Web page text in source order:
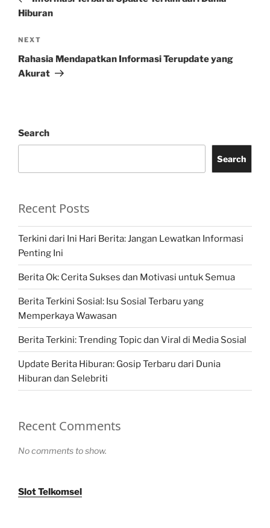
Hiburan
Next
Post
NEXT
Rahasia Mendapatkan Informasi Terupdate yang
Akurat
Search
Search
Recent Posts
Terkini dari Ini Hari Berita: Jangan Lewatkan Informasi
Penting Ini
Berita Ok: Cerita Sukses dan Motivasi untuk Semua
Berita Terkini Sosial: Isu Sosial Terbaru yang
Memperkaya Wawasan
Berita Terkini: Trending Topic dan Viral di Media Sosial
Update Berita Hiburan: Gosip Terbaru dari Dunia
Hiburan dan Selebriti
Recent Comments
No comments to show.
Slot Telkomsel